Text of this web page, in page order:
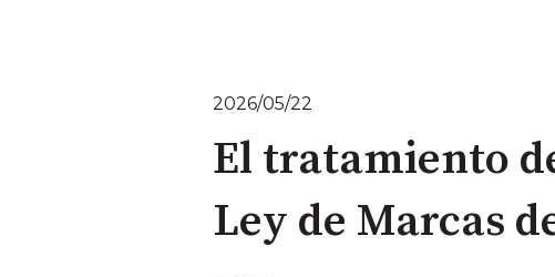
2026/05/22
El tratamiento
Ley de Marcas